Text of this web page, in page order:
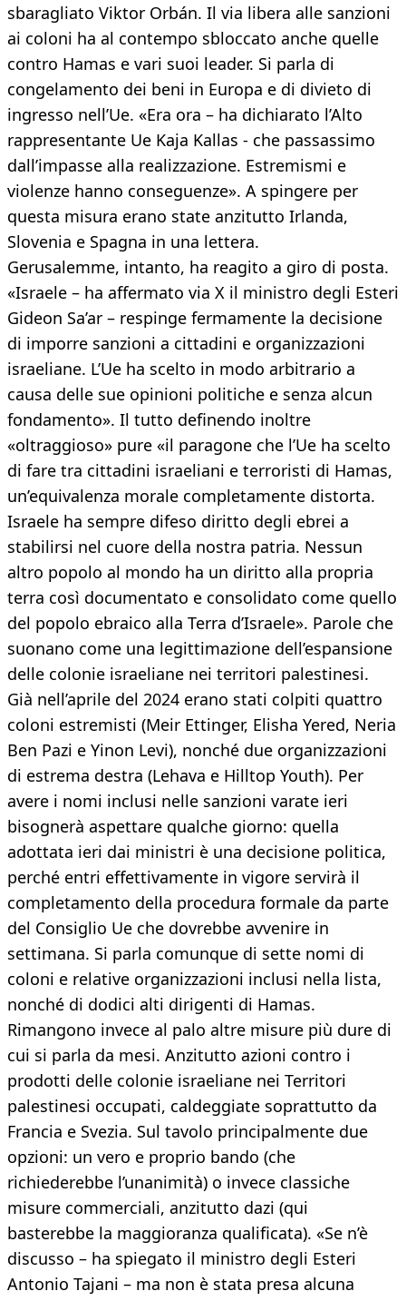
sbaragliato Viktor Orbán. Il via libera alle sanzioni
ai coloni ha al contempo sbloccato anche quelle
contro Hamas e vari suoi leader. Si parla di
congelamento dei beni in Europa e di divieto di
ingresso nell’Ue. «Era ora – ha dichiarato l’Alto
rappresentante Ue Kaja Kallas - che passassimo
dall’impasse alla realizzazione. Estremismi e
violenze hanno conseguenze». A spingere per
questa misura erano state anzitutto Irlanda,
Slovenia e Spagna in una lettera.
Gerusalemme, intanto, ha reagito a giro di posta.
«Israele – ha affermato via X il ministro degli Esteri
Gideon Sa’ar – respinge fermamente la decisione
di imporre sanzioni a cittadini e organizzazioni
israeliane. L’Ue ha scelto in modo arbitrario a
causa delle sue opinioni politiche e senza alcun
fondamento». Il tutto definendo inoltre
«oltraggioso» pure «il paragone che l’Ue ha scelto
di fare tra cittadini israeliani e terroristi di Hamas,
un’equivalenza morale completamente distorta.
Israele ha sempre difeso diritto degli ebrei a
stabilirsi nel cuore della nostra patria. Nessun
altro popolo al mondo ha un diritto alla propria
terra così documentato e consolidato come quello
del popolo ebraico alla Terra d’Israele». Parole che
suonano come una legittimazione dell’espansione
delle colonie israeliane nei territori palestinesi.
Già nell’aprile del 2024 erano stati colpiti quattro
coloni estremisti (Meir Ettinger, Elisha Yered, Neria
Ben Pazi e Yinon Levi), nonché due organizzazioni
di estrema destra (Lehava e Hilltop Youth). Per
avere i nomi inclusi nelle sanzioni varate ieri
bisognerà aspettare qualche giorno: quella
adottata ieri dai ministri è una decisione politica,
perché entri effettivamente in vigore servirà il
completamento della procedura formale da parte
del Consiglio Ue che dovrebbe avvenire in
settimana. Si parla comunque di sette nomi di
coloni e relative organizzazioni inclusi nella lista,
nonché di dodici alti dirigenti di Hamas.
Rimangono invece al palo altre misure più dure di
cui si parla da mesi. Anzitutto azioni contro i
prodotti delle colonie israeliane nei Territori
palestinesi occupati, caldeggiate soprattutto da
Francia e Svezia. Sul tavolo principalmente due
opzioni: un vero e proprio bando (che
richiederebbe l’unanimità) o invece classiche
misure commerciali, anzitutto dazi (qui
basterebbe la maggioranza qualificata). «Se n’è
discusso – ha spiegato il ministro degli Esteri
Antonio Tajani – ma non è stata presa alcuna